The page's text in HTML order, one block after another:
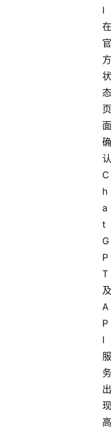
I
在
官
方
状
态
页
面
确
认
C
h
a
t
G
P
T
及
A
P
I
服
务
出
现
高